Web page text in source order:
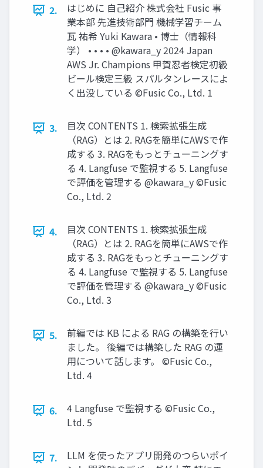
2.
はじめに 自己紹介 株式会社 Fusic 事
業本部 先進技術部門 機械学習チーム
瓦 祐希 Yuki Kawara • 博士（情報科
学） • • • • @kawara_y 2024 Japan
AWS Jr. Champions 甲賀忍者検定初級
ビール検定三級 スパルタンレースによ
く出没している ©Fusic Co., Ltd. 1
3.
目次 CONTENTS 1. 検索拡張生成
（RAG）とは 2. RAGを簡単にAWSで作
成する 3. RAGをもっとチューニングす
る 4. Langfuse で監視する 5. Langfuse
で評価を管理する @kawara_y ©Fusic
Co., Ltd. 2
4.
目次 CONTENTS 1. 検索拡張生成
（RAG）とは 2. RAGを簡単にAWSで作
成する 3. RAGをもっとチューニングす
る 4. Langfuse で監視する 5. Langfuse
で評価を管理する @kawara_y ©Fusic
Co., Ltd. 3
5.
前編では KB による RAG の構築を行い
ました。 後編では構築した RAG の運
用について話します。 ©Fusic Co.,
Ltd. 4
6.
4 Langfuse で監視する ©Fusic Co.,
Ltd. 5
7.
LLM を使ったアプリ開発のつらいポイ